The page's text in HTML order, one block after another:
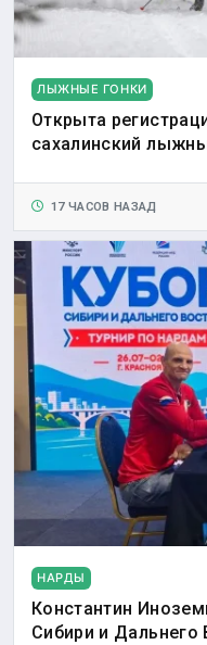
ЛЫЖНЫЕ ГОНКИ
Открыта
сахалинский
17 ЧАСОВ НАЗАД
НАРДЫ
Константин
Сибири и Дальнего